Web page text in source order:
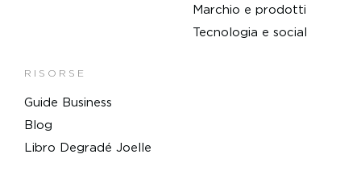
Marchio e prodotti
Tecnologia e social
RISORSE
Guide Business
Blog
Libro Degradé Joelle